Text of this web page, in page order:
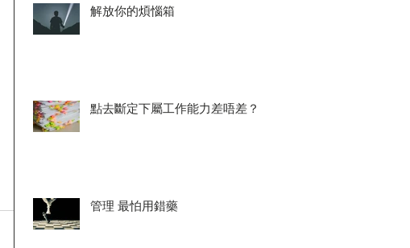
解放你的煩惱箱
點去斷定下屬工作能力差唔差？
管理 最怕用錯藥